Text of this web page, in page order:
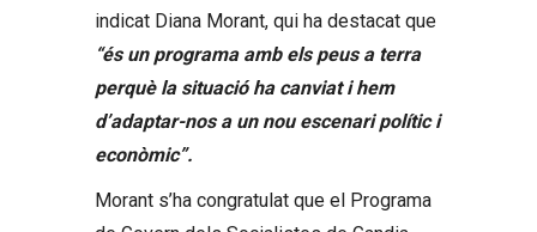
indicat Diana Morant, qui ha destacat que
“és un programa amb els peus a terra
perquè la situació ha canviat i hem
d’adaptar-nos a un nou escenari polític i
econòmic”.
Morant s’ha congratulat que el Programa